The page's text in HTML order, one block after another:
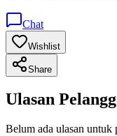
Chat
Wishlist
Share
Ulasan
Belum ada ulasan untuk